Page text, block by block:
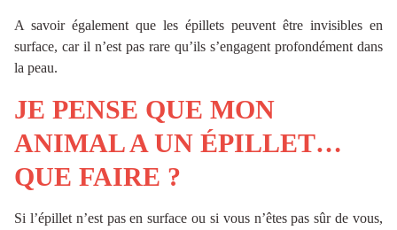
A savoir également que les épillets peuvent être invisibles en
surface, car il n’est pas rare qu’ils s’engagent profondément dans
la peau.
JE PENSE QUE MON
ANIMAL A UN ÉPILLET…
QUE FAIRE ?
Si l’épillet n’est pas en surface ou si vous n’êtes pas sûr de vous,